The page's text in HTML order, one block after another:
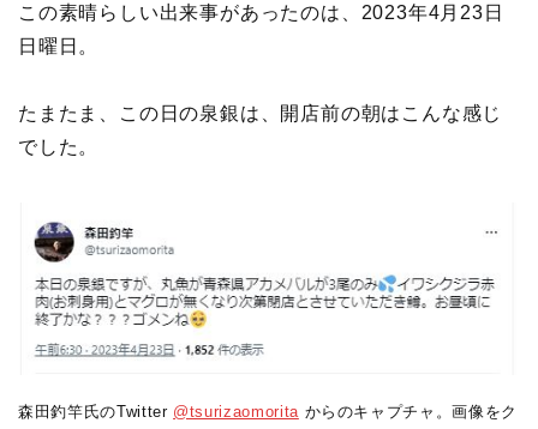
この素晴らしい出来事があったのは、2023年4月23日
日曜日。
たまたま、この日の泉銀は、開店前の朝はこんな感じ
でした。
森田釣竿氏のTwitter @tsurizaomoritaからのキャプチャ。画像をク